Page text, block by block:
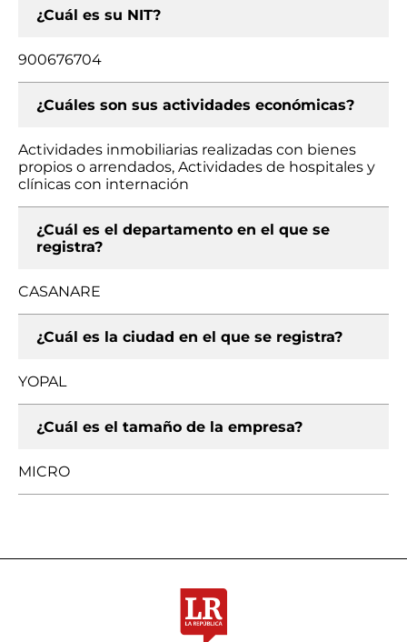
¿Cuál es su NIT?
900676704
¿Cuáles son sus actividades económicas?
Actividades inmobiliarias realizadas con bienes
propios o arrendados, Actividades de hospitales y
clínicas con internación
¿Cuál es el departamento en el que se
registra?
CASANARE
¿Cuál es la ciudad en el que se registra?
YOPAL
¿Cuál es el tamaño de la empresa?
MICRO